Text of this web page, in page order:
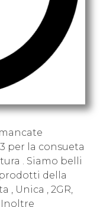
per la consueta
. Siamo belli
della
, Unica , 2GR,
Inoltre